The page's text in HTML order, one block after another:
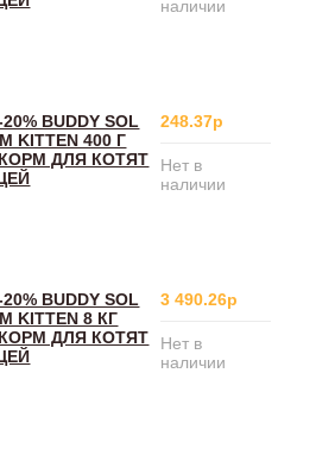
наличии
BUDDY SOL
KITTEN 400 Г
ДЛЯ КОТЯТ
248.37р
Нет в
наличии
BUDDY SOL
KITTEN 8 КГ
ДЛЯ КОТЯТ
3 490.26р
Нет в
наличии